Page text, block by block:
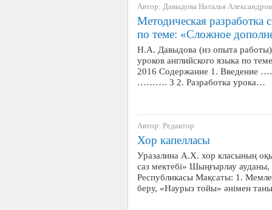
Автор: Давыдова Наталья
Методическая разработка
по теме: «Сложное
Н.А. Давыдова (из опыта
уроков английского языка по
2016 Содержание 1.
………. 3 2. Разработка урока…
Автор: Редактор
Хор капелласы
Уразалина А.Х. хор класының
саз мектебі» Шыңғырлау
Республикасы Мақсаты: 1.
беру, «Наурыз тойы» әнімен